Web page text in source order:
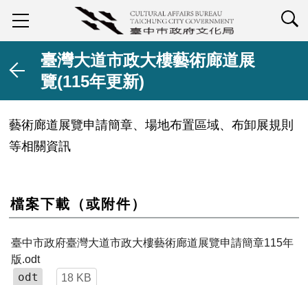
臺灣大道市政大樓藝術廊道展
覽(115年更新)
藝術廊道展覽申請簡章、場地布置區域、布卸展規則
等相關資訊
檔案下載（或附件）
臺中市政府臺灣大道市政大樓藝術廊道展覽申請簡章115年
版.odt
odt 18 KB